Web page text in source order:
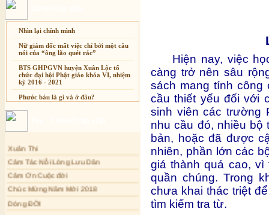
Nhìn lại chính mình
Nữ giám đốc mất việc chỉ bởi một câu
nói của “ông lão quét rác”
BTS GHPGVN huyện Xuân Lộc tổ
chức đại hội Phật giáo khóa VI, nhiệm
kỳ 2016 - 2021
Phước báu là gì và ở đâu?
Sự thương-ghét của con người
Nỗi lòng của các bệnh nhân nghèo
An Giang: Tịnh thất Quy Nguyên
phát quà từ thiện tại xã Cư Yang
Tịnh xá Ngọc Đăng khai giảng Thiền
dành cho Người bận rộn
Cảm Tác Nỗi Lòng Lưu Dân
Cảm Ơn Cuộc đời
Chúc Mừng Năm Mới 2018
Dòng ĐỜI
Hiện nay, việc
càng trở nên sâu
sách mang tính
cầu thiết yếu đối với
sinh viên các trường
nhu cầu đó, nhiều
bản, hoặc đã được
nhiên, phần lớn các
giá thành quá cao, vì
quần chúng. Trong
chưa khai thác triệt
tìm kiếm tra từ.